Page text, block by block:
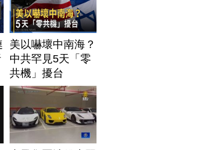
美以嚇壞中南海？
中共罕見5天「零
共機」擾台